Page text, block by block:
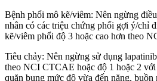
Bệnh phổi mô kẽ/viêm: Nên ngừng
nhân có các triệu chứng phổi gợi ý/chỉ
kẽ/viêm phổi độ 3 hoặc cao hơn theo
Tiêu chảy: Nên ngừng sử dụng
theo NCI CTCAE hoặc độ 1 hoặc 2 với
quặn bụng mức độ vừa đến nặng, buồn